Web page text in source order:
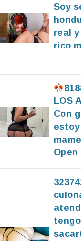
Soy
real
rico
LOS
Con
Open